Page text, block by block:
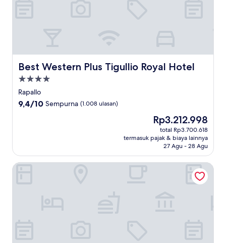
Best Western Plus Tigullio Royal Hotel
Best Western Plus Tigullio Royal Hotel
Properti
bintang
4.0
Rapallo
9.4
9,4/10 Sempurna (1.008 ulasan)
Harga
sekarang
Rp3.212.998
Rp3.212.998
total Rp3.700.618
termasuk pajak & biaya lainnya
27 Agu - 28 Agu
The Time Home&Hotel